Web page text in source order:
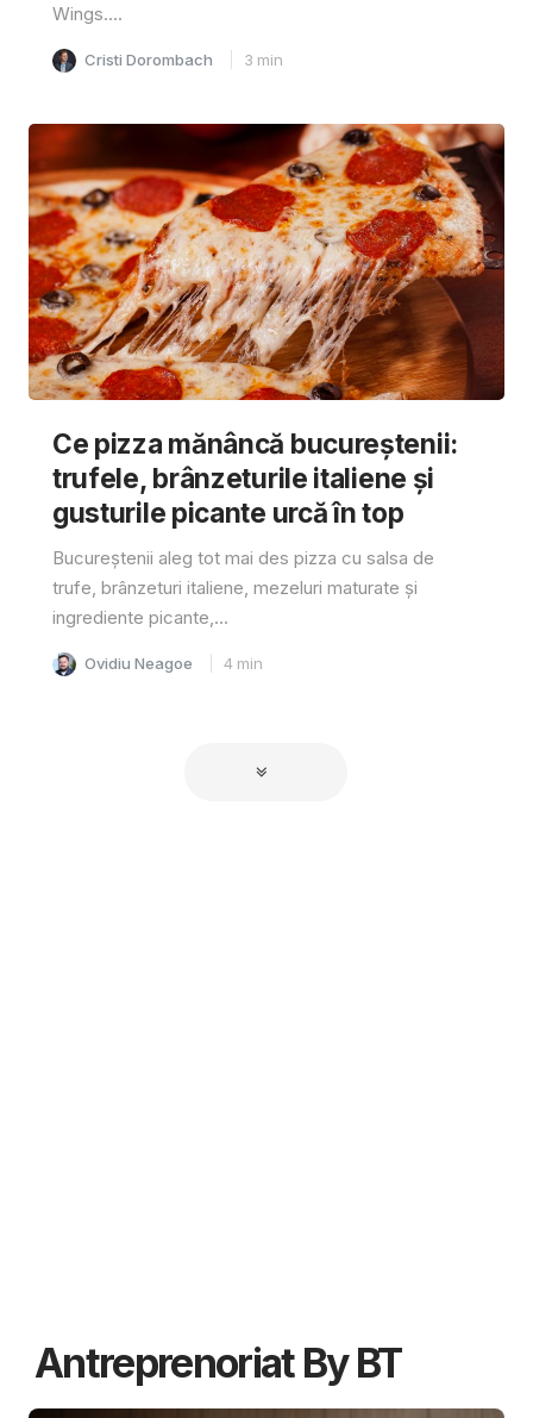
Wings....
Cristi Dorombach 3 min
Ce pizza mănâncă bucureștenii:
trufele, brânzeturile italiene și
gusturile picante urcă în top
Bucureștenii aleg tot mai des pizza cu salsa de
trufe, brânzeturi italiene, mezeluri maturate și
ingrediente picante,...
Ovidiu Neagoe 4 min
Antreprenoriat By BT